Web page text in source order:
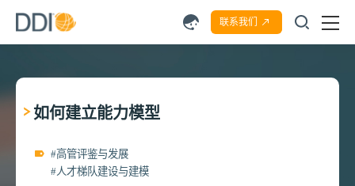
联系我们
如何建立能力模型
#高管评鉴与发展
#人才梯队建设与建模